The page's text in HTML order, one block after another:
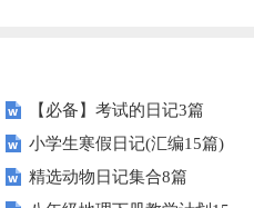
【必备】考试的日记3篇
小学生寒假日记(汇编15篇)
精选动物日记集合8篇